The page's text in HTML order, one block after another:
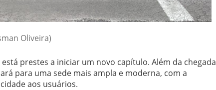
Oliveira)
está prestes a iniciar um novo capítulo. Além da chegada
para uma sede mais ampla e moderna, com a
aos usuários.